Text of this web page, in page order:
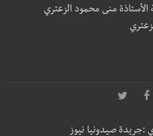
الأستاذة منى محمود الزعتري
:جريدة صيدونيا نيوز